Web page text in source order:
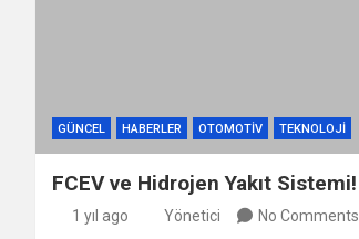
GÜNCEL HABERLER OTOMOTIV TEKNOLOJI
FCEV ve Hidrojen Yakıt Sistemi!
1 yıl ago Yönetici No Comments